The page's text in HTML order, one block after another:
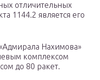
отличительных
1144.2 является его
Нахимова»
комплексом
до 80 ракет.